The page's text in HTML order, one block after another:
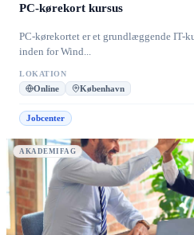
PC-kørekort kursus
PC-kørekortet er et grundlæggende IT-
inden for Wind...
LOKATION
Online København
Jobcenter
AKADEMIFAG